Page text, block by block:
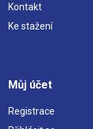
Kontakt
Ke stažení
Můj účet
Registrace